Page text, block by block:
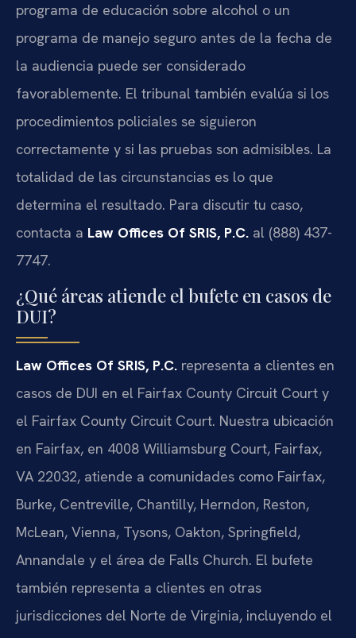
programa de educación sobre alcohol o un
programa de manejo seguro antes de la fecha de
la audiencia puede ser considerado
favorablemente. El tribunal también evalúa si los
procedimientos policiales se siguieron
correctamente y si las pruebas son admisibles. La
totalidad de las circunstancias es lo que
determina el resultado. Para discutir tu caso,
contacta a Law Offices Of SRIS, P.C. al (888) 437-
7747.
¿Qué áreas atiende el bufete en casos de
DUI?
Law Offices Of SRIS, P.C. representa a clientes en
casos de DUI en el Fairfax County Circuit Court y
el Fairfax County Circuit Court. Nuestra ubicación
en Fairfax, en 4008 Williamsburg Court, Fairfax,
VA 22032, atiende a comunidades como Fairfax,
Burke, Centreville, Chantilly, Herndon, Reston,
McLean, Vienna, Tysons, Oakton, Springfield,
Annandale y el área de Falls Church. El bufete
también representa a clientes en otras
jurisdicciones del Norte de Virginia, incluyendo el